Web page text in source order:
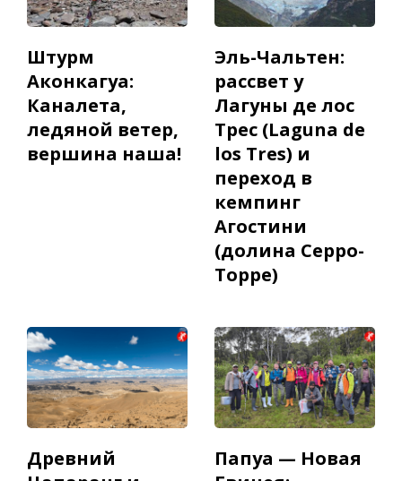
Штурм
Аконкагуа:
Каналета,
ледяной ветер,
вершина наша!
Эль-Чальтен:
рассвет у
Лагуны де лос
Трес (Laguna de
los Tres) и
переход в
кемпинг
Агостини
(долина Серро-
Торре)
Древний
Папуа — Новая